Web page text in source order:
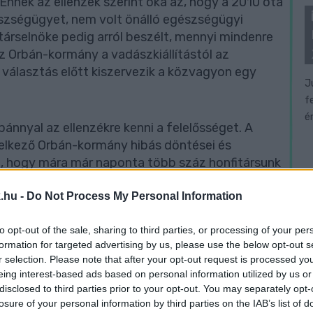
- Do Not Process My Personal Information
opt-out of the sale, sharing to third parties, or processing of your
for targeted advertising by us, please use the below opt-out
selection. Please note that after your opt-out request is processed
interest-based ads based on personal information utilized by us
to third parties prior to your opt-out. You may separately
of your personal information by third parties on the IAB’s list of
nem volt önálló egészségügyi
pedig arról beszélt, mennyi mindenre
kormány a vadászkiállítástól az
előtt kiszervezik a közvagyon egy
az ellenzékre kenni a felelősséget. A
Orbán-kormány hibás döntései és
mára már naponta több száz honfitársunk
következtében elhunytak összlétszáma
adta lehetőséggel. Mi is beoltatjuk